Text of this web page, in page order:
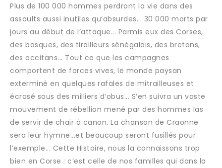
Plus de 100 000 hommes perdront la vie dans des
assaults aussi inutiles qu‘absurdes... 30 000 morts par
jours au début de l‘attaque... Parmis eux des Corses,
des basques, des tirailleurs sénégalais, des bretons,
des occitans... Tout ce que les campagnes
comportent de forces vives, le monde paysan
exterminé en quelques rafales de mitrailleuses et
écrasé sous des milliers d‘obus... S‘en suivra un vaste
mouvement de rébellion mené par des hommes las
de servir de chair à canon. La chanson de Craonne
sera leur hymne...et beaucoup seront fusillés pour
l‘exemple... Cette Histoire, nous la connaissons trop
bien en Corse : c‘est celle de nos familles qui dans la